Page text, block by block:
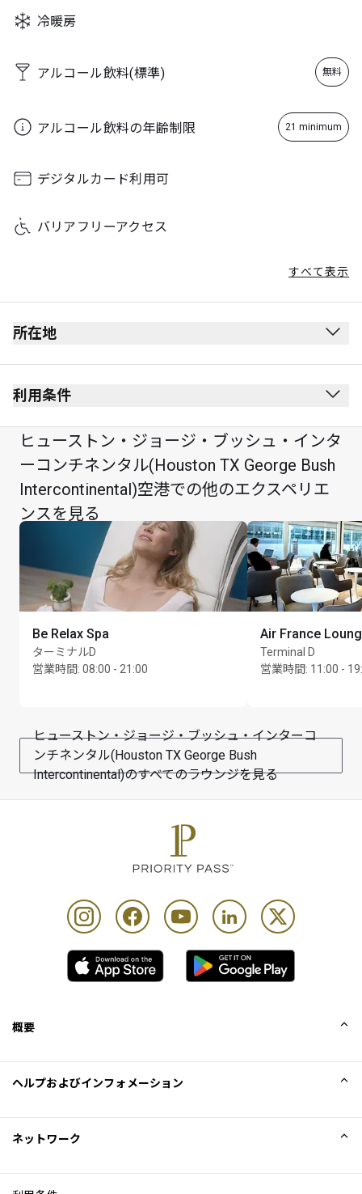
Thursday
Friday 06:00 - 21:00
Sunday 06:00 - 21:00
毎日のピーク時間帯
冷暖房
アルコール飲料(標準) 無料
アルコール飲料の年齢制限 21 minimum
デジタルカード利用可
バリアフリーアクセス
すべて表示
所在地
出発ロビー
保安検査を受けた後にあります。
ゲートD16の近くにあります。
利用条件
禁煙(電子タバコを含む)
服装規定なし
お子様は大人の同伴が必要です。
営業時間はフライトスケジュールに応じて変更される
場合があります。
ピーク時には、スペースの制約上およびラウンジの利
用状況により、入室制限が行われる場合があります。ラ
ウンジでは、空港や航空会社のポリシーを遵守しなが
ら、できるだけ多くのお客様にご利用いただけるよう
努めております。ご理解とご協力のほど、よろしくお
願い申し上げます。
市内通話のみ無料でご利用いただけます。
ヒューストン・ジョージ・ブッシュ・インタ
ーコンチネンタル(Houston TX George Bush
Intercontinental)空港での他のエクスペリエ
ンスを見る
Be Relax Spa
ターミナルD
営業時間: 08:00 - 21:00
Air France
Terminal D
営業時間: 11:00 -
ヒューストン・ジョージ・ブッシュ・インターコ
ンチネンタル(Houston TX George Bush
Intercontinental)のすべてのラウンジを見る
概要
Excellence Awards
ヘルプおよびインフォメーション
ネットワーク